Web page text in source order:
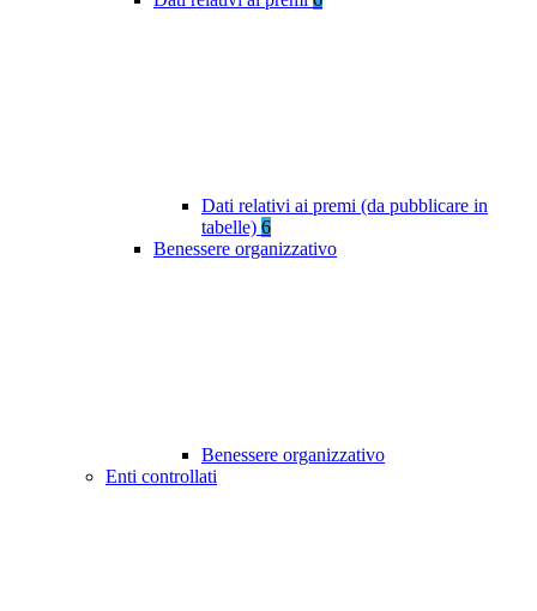
Dati relativi ai premi (da pubblicare in
tabelle) 6
Benessere organizzativo
Benessere organizzativo
Enti controllati